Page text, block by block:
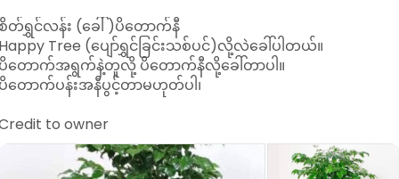
တ်ရွှင်လန်း (ခေါ် )ပိတောက်နီ
Tree (ပျော်ရွှင်ခြင်းသစ်ပင်)လို့လဲခေါ်ပါတယ်။
တောက်အရွက်နဲ့တူလို့ ပိတောက်နီလို့ခေါ်တာပါ။
တောက်ပန်းအနီပွင့်တာမဟုတ်ပါ၊
to owner